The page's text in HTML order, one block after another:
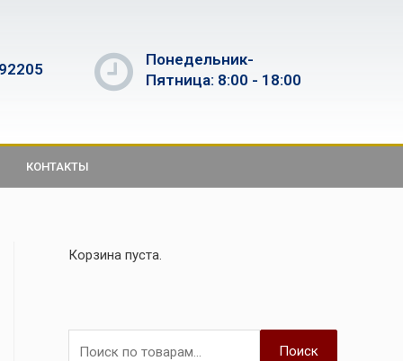
Понедельник-
Пятница: 8:00 - 18:00
КОНТАКТЫ
Корзина пуста.
Поиск